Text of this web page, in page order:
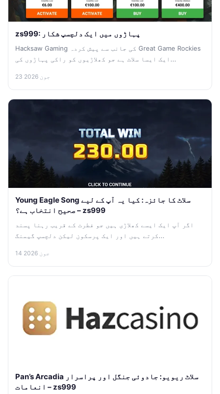
zs999: پہاڑوں میں ایک دلچسپ شکار
Hacksaw Gaming کی جانب سے پیش کردہ Great Game Rockies
ایک ایسا سلاٹ ہے جو کھلاڑیوں کو راکی پہاڑوں کی...
23 جون 2026
Young Eagle Song سلاٹ کا جائزہ: کیا یہ آپ کے لیے
صحیح انتخاب ہے؟ – zs999
اگر آپ ایک ایسے کھلاڑی ہیں جو فطرت کے قریب رہنا پسند
کرتے ہیں اور ایک پرسکون لیکن دلچسپ گیمنگ...
14 جون 2026
Pan’s Arcadia سلاٹ ریویو: جادوئی جنگل اور پراسرار
انعامات – zs999